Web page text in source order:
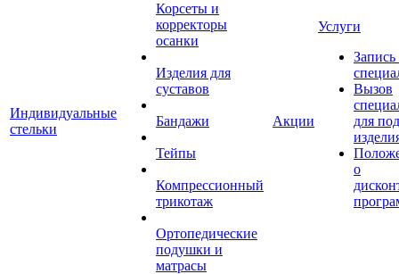
Индивидуальные
стельки
Корсеты и
корректоры
осанки
Изделия для
суставов
Бандажи
Тейпы
Компрессионный
трикотаж
Ортопедические
подушки и
матрасы
Акции
Услуги
Запись
Вызов
для
о